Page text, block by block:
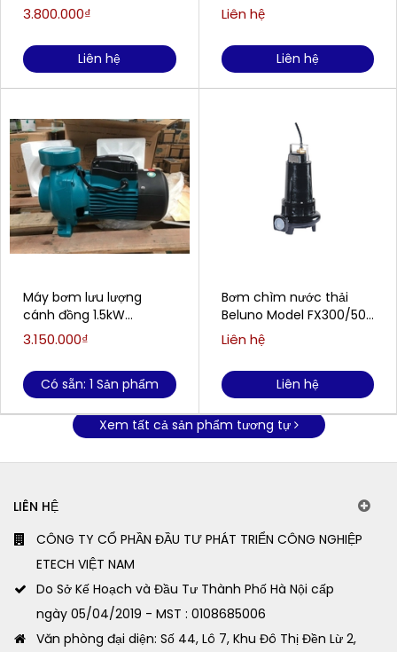
3.800.000₫
Liên hệ
Máy bơm lưu lượng
cánh đồng 1.5kW
LEPONO ACM150B2
3.150.000₫
Có sẵn: 1 Sản phẩm
Liên hệ
Liên hệ
Bơm chìm nước thải
Beluno Model FX300/50T
2.2kw
Liên hệ
Liên hệ
Xem tất cả sản phẩm tương tự
LIÊN HỆ
CÔNG TY CỔ PHẦN ĐẦU TƯ PHÁT TRIỂN CÔNG NGHIỆP
ETECH VIỆT NAM
Do Sở Kế Hoạch và Đầu Tư Thành Phố Hà Nội cấp
ngày 05/04/2019 - MST : 0108685006
Văn phòng đại diện: Số 44, Lô 7, Khu Đô Thị Đền Lừ 2,